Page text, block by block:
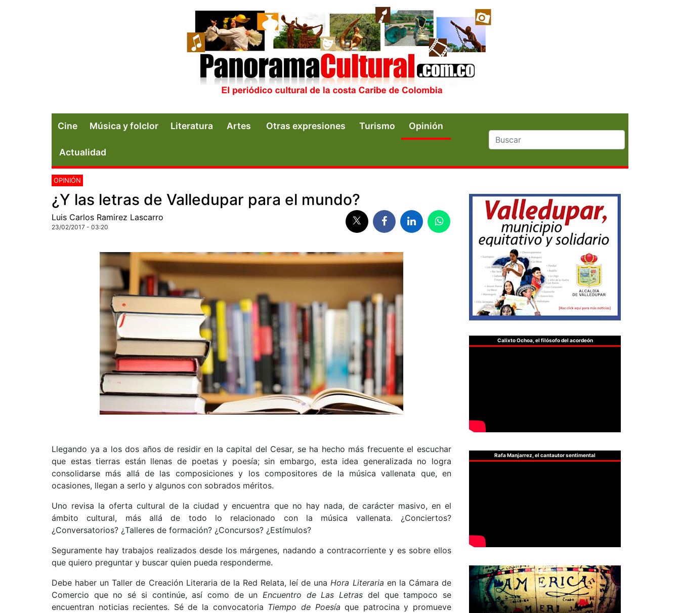
Cine Música y folclor Literatura Artes Otras expresiones Turismo Opinión
Actualidad
OPINIÓN
¿Y las letras de Valledupar para el mundo?
Luis Carlos Ramirez Lascarro
23/02/2017 - 03:20
Llegando ya a los dos años de residir en la capital del Cesar, se ha hecho más frecuente el escuchar
que estas tierras están llenas de poetas y poesía; sin embargo, esta idea generalizada no logra
consolidarse más allá de las composiciones y los compositores de la música vallenata que, en
ocasiones, llegan a serlo y algunos con sobrados méritos.
Uno revisa la oferta cultural de la ciudad y encuentra que no hay nada, de carácter masivo, en el
ámbito cultural, más allá de todo lo relacionado con la música vallenata. ¿Conciertos?
¿Conversatorios? ¿Talleres de formación? ¿Concursos? ¿Estímulos?
Seguramente hay trabajos realizados desde los márgenes, nadando a contracorriente y es sobre ellos
que quiero preguntar y buscar quien pueda responderme.
Debe haber un Taller de Creación Literaria de la Red Relata, leí de una Hora Literaria en la Cámara de
Comercio que no sé si continúe, así como de un Encuentro de Las Letras del que tampoco se
encuentran noticias recientes. Sé de la convocatoria Tiempo de Poesía que patrocina y promueve
Calixto Ochoa, el filósofo del acordeón
Rafa Manjarrez, el cantautor sentimental